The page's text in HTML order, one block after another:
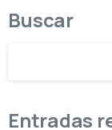
Buscar
Entradas